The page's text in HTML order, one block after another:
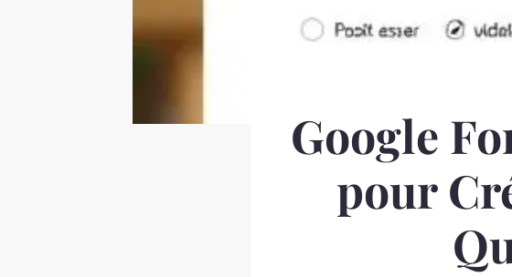
Google
pour